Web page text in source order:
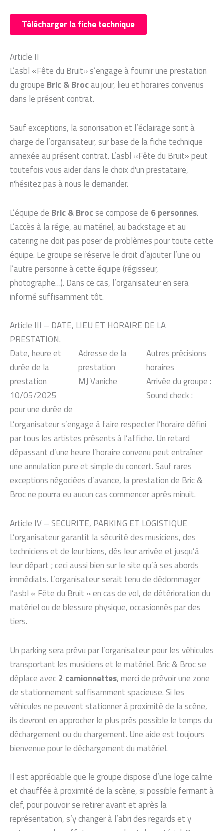
Télécharger la fiche technique
Article II
L’asbl «Fête du Bruit» s’engage à fournir une prestation
du groupe Bric & Brocau jour, lieu et horaires convenus
dans le présent contrat.
Sauf exceptions, la sonorisation et l’éclairage sont à
charge de l’organisateur, sur base de la fiche technique
annexée au présent contrat. L’asbl «Fête du Bruit» peut
toutefois vous aider dans le choix d'un prestataire,
n'hésitez pas à nous le demander.
L’équipe de Bric & Brocse compose de 6 personnes.
L’accès à la régie, au matériel, au backstage et au
catering ne doit pas poser de problèmes pour toute cette
équipe. Le groupe se réserve le droit d’ajouter l’une ou
l’autre personne à cette équipe (régisseur,
photographe…). Dans ce cas, l’organisateur en sera
informé suffisamment tôt.
Article III – DATE, LIEU ET HORAIRE DE LA
PRESTATION.
Date, heure et
durée de la
prestation
10/05/2025
pour une durée de
Adresse de la
prestation
MJ Vaniche
Autres précisions
horaires
Arrivée du groupe :
Sound check :
L’organisateur s’engage à faire respecter l’horaire défini
par tous les artistes présents à l’affiche. Un retard
dépassant d’une heure l’horaire convenu peut entraîner
une annulation pure et simple du concert. Sauf rares
exceptions négociées d’avance, la prestation de Bric &
Broc ne pourra eu aucun cas commencer après minuit.
Article IV – SECURITE, PARKING ET LOGISTIQUE
L’organisateur garantit la sécurité des musiciens, des
techniciens et de leur biens, dès leur arrivée et jusqu’à
leur départ ; ceci aussi bien sur le site qu’à ses abords
immédiats. L’organisateur serait tenu de dédommager
l’asbl « Fête du Bruit » en cas de vol, de détérioration du
matériel ou de blessure physique, occasionnés par des
tiers.
Un parking sera prévu par l’organisateur pour les véhicules
transportant les musiciens et le matériel. Bric & Broc se
déplace avec2 camionnettes, merci de prévoir une zone
de stationnement suffisamment spacieuse. Si les
véhicules ne peuvent stationner à proximité de la scène,
ils devront en approcher le plus près possible le temps du
déchargement ou du chargement. Une aide est toujours
bienvenue pour le déchargement du matériel.
Il est appréciable que le groupe dispose d’une loge calme
et chauffée à proximité de la scène, si possible fermant à
clef, pour pouvoir se retirer avant et après la
représentation, s’y changer à l’abri des regards et y